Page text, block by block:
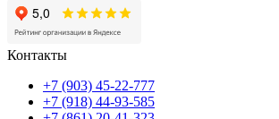
Контакты
+7 (903) 45-22-777
+7 (918) 44-93-585